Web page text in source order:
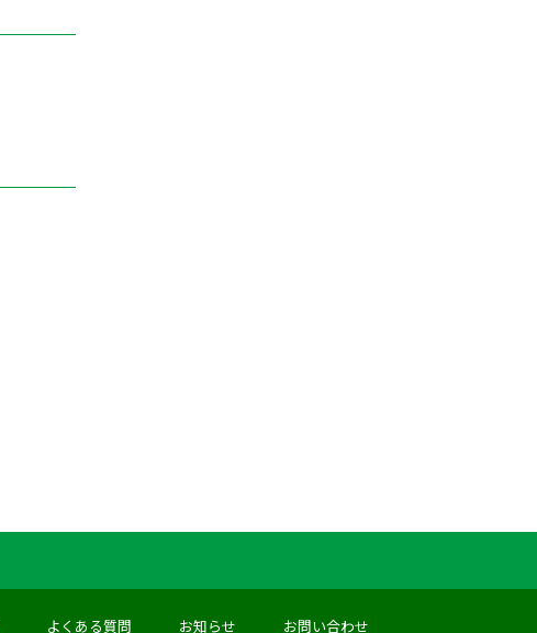
よくある質問 お知らせ お問い合わせ